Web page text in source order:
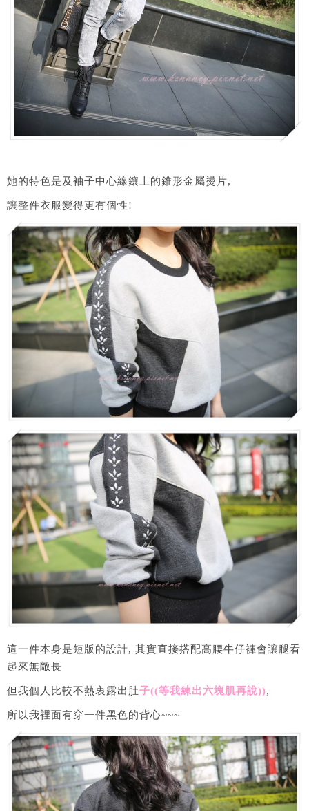
她的特色是及袖子中心線鑲上的錐形金屬燙片,
讓整件衣服變得更有個性!
這一件本身是短版的設計, 其實直接搭配高腰牛仔褲會讓腿看
起來無敵長
但我個人比較不熱衷露出肚子((等我練出六塊肌再說)),
所以我裡面有穿一件黑色的背心~~~